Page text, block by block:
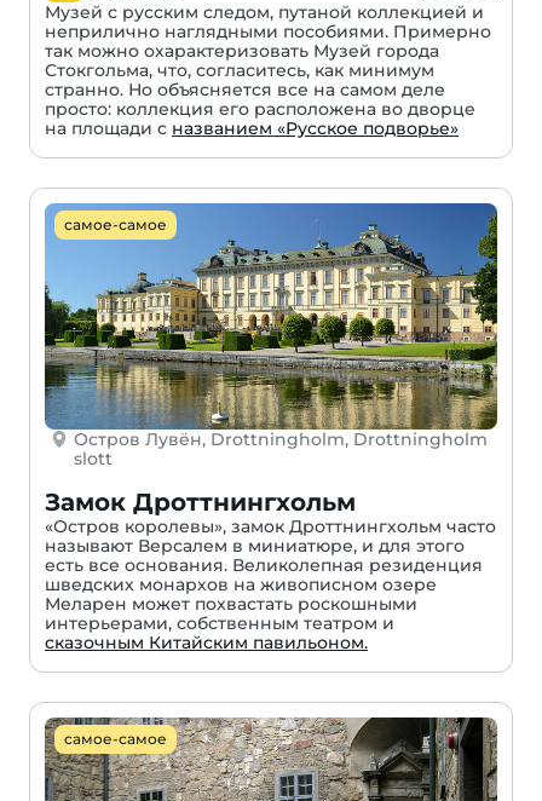
Музей с русским следом, путаной коллекцией и
неприлично наглядными пособиями. Примерно
так можно охарактеризовать Музей города
Стокгольма, что, согласитесь, как минимум
странно. Но объясняется все на самом деле
просто: коллекция его расположена во дворце
на площади с названием «Русское подворье»
самое-самое
Остров Лувён, Drottningholm, Drottningholm
slott
Замок Дроттнингхольм
«Остров королевы», замок Дроттнингхольм часто
называют Версалем в миниатюре, и для этого
есть все основания. Великолепная резиденция
шведских монархов на живописном озере
Меларен может похвастать роскошными
интерьерами, собственным театром и
сказочным Китайским павильоном.
самое-самое